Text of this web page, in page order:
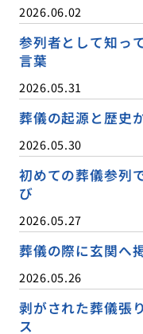
2026.06.02
参列者として知っ
言葉
2026.05.31
葬儀の起源と歴史
2026.05.30
初めての葬儀参列
び
2026.05.27
葬儀の際に玄関へ
2026.05.26
剥がされた葬儀張
ス